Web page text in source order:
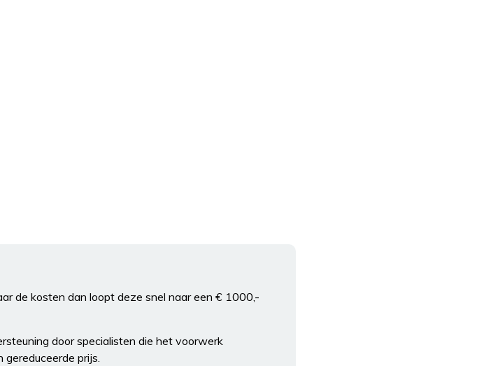
de kosten dan loopt deze snel naar een € 1000,-
door specialisten die het voorwerk
prijs.